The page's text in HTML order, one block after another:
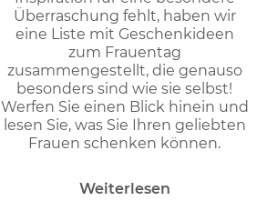
Überraschung fehlt, haben wir
eine Liste mit Geschenkideen
zum Frauentag
zusammengestellt, die genauso
besonders sind wie sie selbst!
Werfen Sie einen Blick hinein und
lesen Sie, was Sie Ihren geliebten
Frauen schenken können.
Weiterlesen